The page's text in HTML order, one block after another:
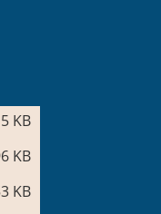
KB
KB
KB